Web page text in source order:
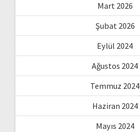
Mart 2026
Şubat 2026
Eylül 2024
Ağustos 2024
Temmuz 2024
Haziran 2024
Mayıs 2024